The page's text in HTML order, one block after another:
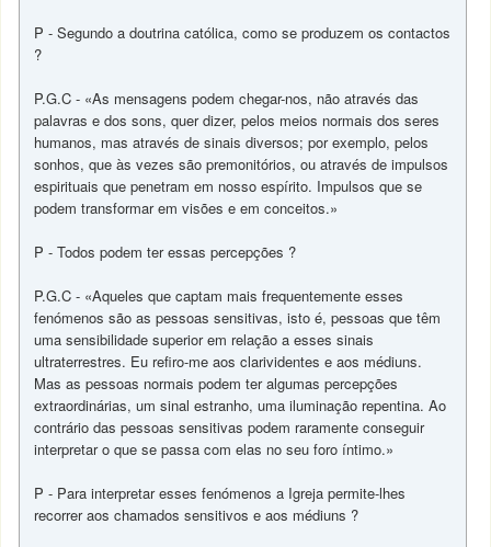
P - Segundo a doutrina católica, como se produzem os contactos
?
P.G.C - «As mensagens podem chegar-nos, não através das
palavras e dos sons, quer dizer, pelos meios normais dos seres
humanos, mas através de sinais diversos; por exemplo, pelos
sonhos, que às vezes são premonitórios, ou através de impulsos
espirituais que penetram em nosso espírito. Impulsos que se
podem transformar em visões e em conceitos.»
P - Todos podem ter essas percepções ?
P.G.C - «Aqueles que captam mais frequentemente esses
fenómenos são as pessoas sensitivas, isto é, pessoas que têm
uma sensibilidade superior em relação a esses sinais
ultraterrestres. Eu refiro-me aos clarividentes e aos médiuns.
Mas as pessoas normais podem ter algumas percepções
extraordinárias, um sinal estranho, uma iluminação repentina. Ao
contrário das pessoas sensitivas podem raramente conseguir
interpretar o que se passa com elas no seu foro íntimo.»
P - Para interpretar esses fenómenos a Igreja permite-lhes
recorrer aos chamados sensitivos e aos médiuns ?